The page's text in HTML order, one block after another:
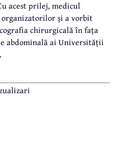
acest prilej, medicul
și a vorbit
chirurgicală în fața
abdominală ai Universității